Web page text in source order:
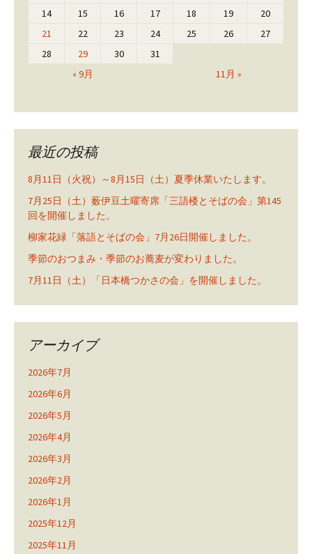
« 9月 11月 »
14
15 16 17 18 19
20
21
22 23 24 25 26
27
28
29 30 31
最近の投稿
8月11日（火祝）～8月15日（土）夏季休業いたします。
7月25日（土）薮伊豆土曜寄席「三語楼とそばの会」第145
回を開催しました。
柳家花緑「落語とそばの会」7月26日開催しました。
季節のおつまみ・季節のお蕎麦が変わりました。
7月11日（土）「日本橋つかさの会」を開催しました。
アーカイブ
2026年7月
2026年6月
2026年5月
2026年4月
2026年3月
2026年2月
2026年1月
2025年12月
2025年11月